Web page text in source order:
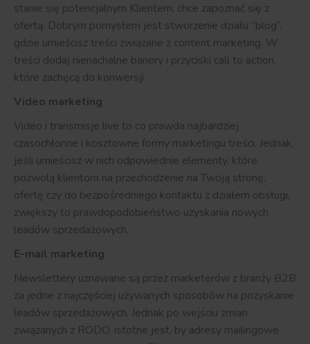
stanie się potencjalnym Klientem, chce zapoznać się z
ofertą. Dobrym pomysłem jest stworzenie działu “blog”,
gdzie umieścisz treści związane z content marketing. W
treści dodaj nienachalne banery i przyciski call to action,
które zachęcą do konwersji.
Video marketing
Video i transmisje live to co prawda najbardziej
czasochłonne i kosztowne formy marketingu treści. Jednak,
jeśli umieścisz w nich odpowiednie elementy, które
pozwolą klientom na przechodzenie na Twoją stronę,
ofertę czy do bezpośredniego kontaktu z działem obsługi,
zwiększy to prawdopodobieństwo uzyskania nowych
leadów sprzedażowych.
E-mail marketing
Newslettery uznawane są przez marketerów z branży B2B
za jedne z najczęściej używanych sposobów na pozyskanie
leadów sprzedażowych. Jednak po wejściu zmian
związanych z RODO, istotne jest, by adresy mailingowe